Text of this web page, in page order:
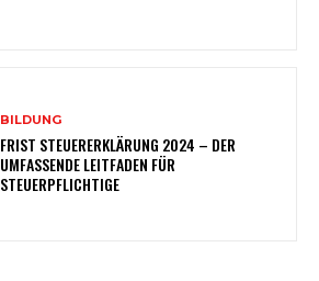
BILDUNG
FRIST STEUERERKLÄRUNG 2024 – DER
UMFASSENDE LEITFADEN FÜR
STEUERPFLICHTIGE